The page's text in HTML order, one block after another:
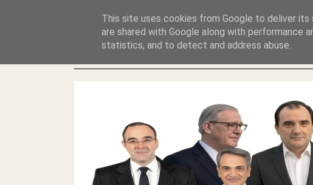
ΛΕΗΛΑΣΙΑ ΚΑΙ ΕΓΚΛΗΜΑ ?This site uses cookies from Google to deliver
are shared with Google along with performance
statistics, and to detect and address abuse.